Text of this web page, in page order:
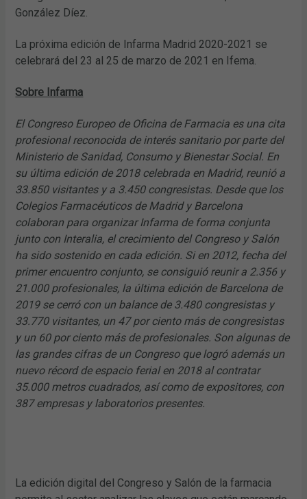
González Díez.
La próxima edición de Infarma Madrid 2020-2021 se
celebrará del 23 al 25 de marzo de 2021 en Ifema.
Sobre Infarma
El Congreso Europeo de Oficina de Farmacia es una cita
profesional reconocida de interés sanitario por parte del
Ministerio de Sanidad, Consumo y Bienestar Social. En
su última edición de 2018 celebrada en Madrid, reunió a
33.850 visitantes y a 3.450 congresistas. Desde que los
Colegios Farmacéuticos de Madrid y Barcelona
colaboran para organizar Infarma de forma conjunta
junto con Interalia, el crecimiento del Congreso y Salón
ha sido sostenido en cada edición. Si en 2012, fecha del
primer encuentro conjunto, se consiguió reunir a 2.356 y
21.000 profesionales, la última edición de Barcelona de
2019 se cerró con un balance de 3.480 congresistas y
33.770 visitantes, un 47 por ciento más de congresistas
y un 60 por ciento más de profesionales. Son algunas de
las grandes cifras de un Congreso que logró además un
nuevo récord de espacio ferial en 2018 al contratar
35.000 metros cuadrados, así como de expositores, con
387 empresas y laboratorios presentes.
La edición digital del Congreso y Salón de la farmacia